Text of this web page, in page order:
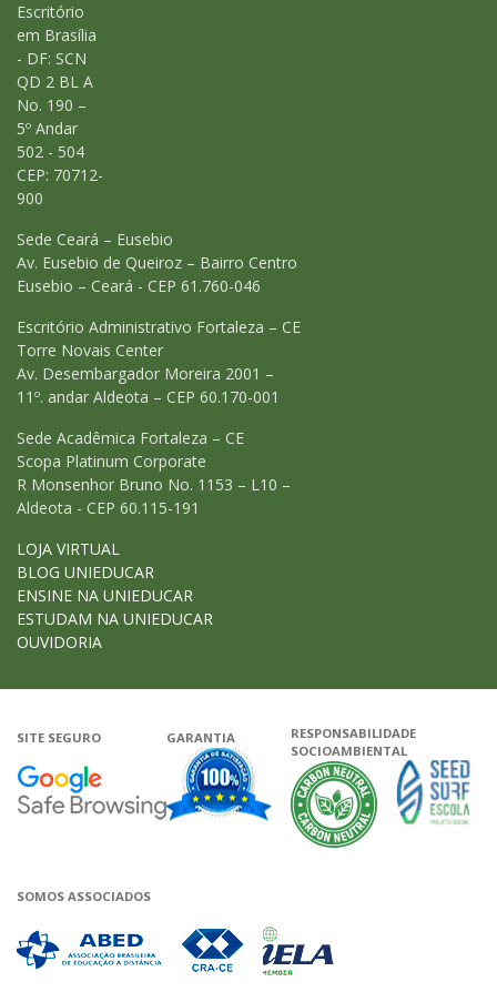
Escritório
em Brasília
- DF: SCN
QD 2 BL A
No. 190 –
5º Andar
502 - 504
CEP: 70712-
900
Sede Ceará – Eusebio
Av. Eusebio de Queiroz – Bairro Centro
Eusebio – Ceará - CEP 61.760-046
Escritório Administrativo Fortaleza – CE
Torre Novais Center
Av. Desembargador Moreira 2001 –
11º. andar Aldeota – CEP 60.170-001
Sede Acadêmica Fortaleza – CE
Scopa Platinum Corporate
R Monsenhor Bruno No. 1153 – L10 –
Aldeota - CEP 60.115-191
LOJA VIRTUAL
BLOG UNIEDUCAR
ENSINE NA UNIEDUCAR
ESTUDAM NA UNIEDUCAR
OUVIDORIA
SITE SEGURO
Google - Status do site no
GARANTIA
Garantia de satisfação
RESPONSABILIDADE
SOCIOAMBIENTAL
A
SOMOS ASSOCIADOS